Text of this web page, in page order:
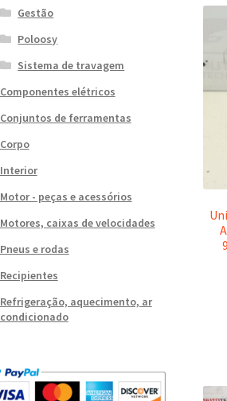
Gestão
Poloosy
Sistema de travagem
Componentes elétricos
Conjuntos de ferramentas
Corpo
Interior
Motor - peças e acessórios
Motores, caixas de velocidades
Pneus e rodas
Recipientes
Refrigeração, aquecimento, ar
condicionado